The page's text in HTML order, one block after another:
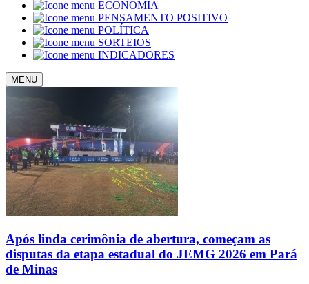
ECONOMIA
PENSAMENTO POSITIVO
POLÍTICA
SORTEIOS
INDICADORES
MENU
Após linda cerimônia de abertura, começam as
disputas da etapa estadual do JEMG 2026 em Pará
de Minas